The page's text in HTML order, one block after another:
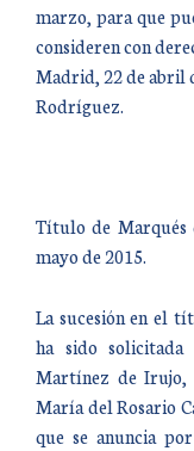
marzo, para que
consideren con
Madrid, 22 de abril
Rodríguez.
Título de Marqués
mayo de 2015.
La sucesión en el
ha sido
Martínez de Irujo,
María del Rosario
que se anuncia